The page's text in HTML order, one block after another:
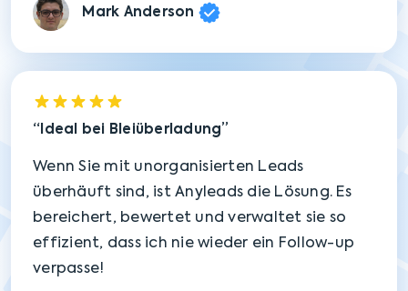
Mark Anderson
Ideal bei Bleiüberladung
Wenn Sie mit unorganisierten Leads
überhäuft sind, ist Anyleads die Lösung. Es
bereichert, bewertet und verwaltet sie so
effizient, dass ich nie wieder ein Follow-up
verpasse!